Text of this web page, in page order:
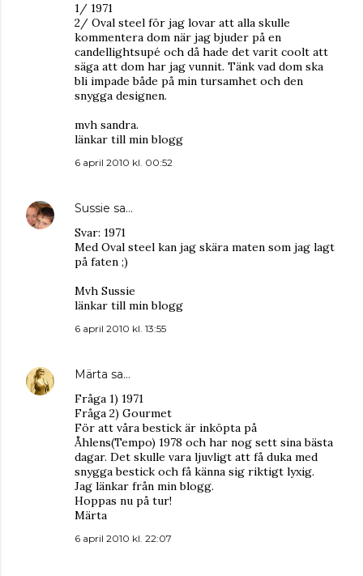
1/ 1971
2/ Oval steel för jag lovar att alla skulle
kommentera dom när jag bjuder på en
candellightsupé och då hade det varit coolt att
säga att dom har jag vunnit. Tänk vad dom ska
bli impade både på min tursamhet och den
snygga designen.
mvh sandra.
länkar till min blogg
6 april 2010 kl. 00:52
Sussie sa…
Svar: 1971
Med Oval steel kan jag skära maten som jag lagt
på faten ;)
Mvh Sussie
länkar till min blogg
6 april 2010 kl. 13:55
Märta sa…
Fråga 1) 1971
Fråga 2) Gourmet
För att våra bestick är inköpta på
Åhlens(Tempo) 1978 och har nog sett sina bästa
dagar. Det skulle vara ljuvligt att få duka med
snygga bestick och få känna sig riktigt lyxig.
Jag länkar från min blogg.
Hoppas nu på tur!
Märta
6 april 2010 kl. 22:07